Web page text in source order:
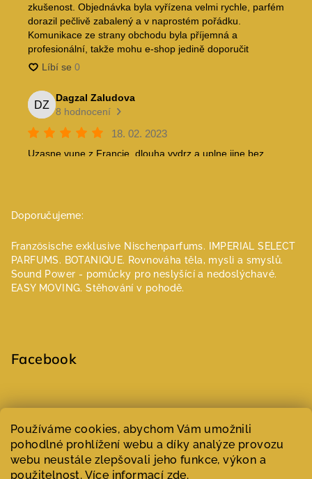
Používáme cookies, abychom Vám umožnili
pohodlné prohlížení webu a díky analýze provozu
webu neustále zlepšovali jeho funkce, výkon a
použitelnost. Více informací zde.
Doporučujeme:
Französische exklusive Nischenparfums.
IMPERIAL SELECT
PARFUMS. BOTANIQUE. Rovnováha těla, mysli a smyslů.
Sound Power - pomůcky pro neslyšící a nedoslýchavé.
EASY MOVING. Stěhování v pohodě.
Facebook
Copyright 2026Parfumeur | Niche parfémy . Všechna práva
vyhrazena.Upravit nastavení cookies